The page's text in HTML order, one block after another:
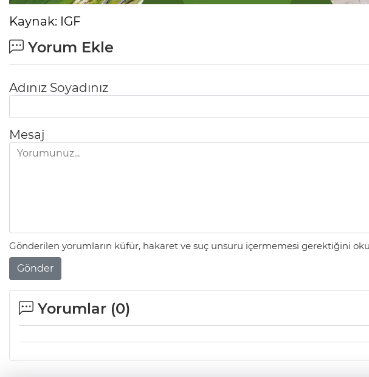
Kaynak: IGF
Yorum Ekle
Adınız Soyadınız
Mesaj
Gönderilen yorumların küfür, hakaret ve suç unsuru içermemesi gerektiğini
Gönder
Yorumlar (0)